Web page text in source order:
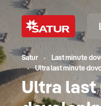
Satur Last minute
Ultra last minute
Ultra last